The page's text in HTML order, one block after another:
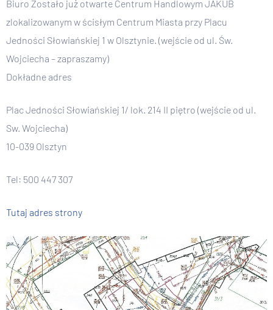
Biuro Zostało już otwarte Centrum Handlowym JAKUB
zlokalizowanym w ścisłym Centrum Miasta przy Placu
Jedności Słowiańskiej 1 w Olsztynie. (wejście od ul. Św.
Wojciecha – zapraszamy)
Dokładne adres
Plac Jedności Słowiańskiej 1/ lok. 214 II piętro (wejście od ul.
Sw. Wojciecha)
10-039 Olsztyn
Tel: 500 447 307
Tutaj adres strony